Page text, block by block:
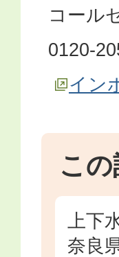
コール
0120-
イン
こ
上下
奈良